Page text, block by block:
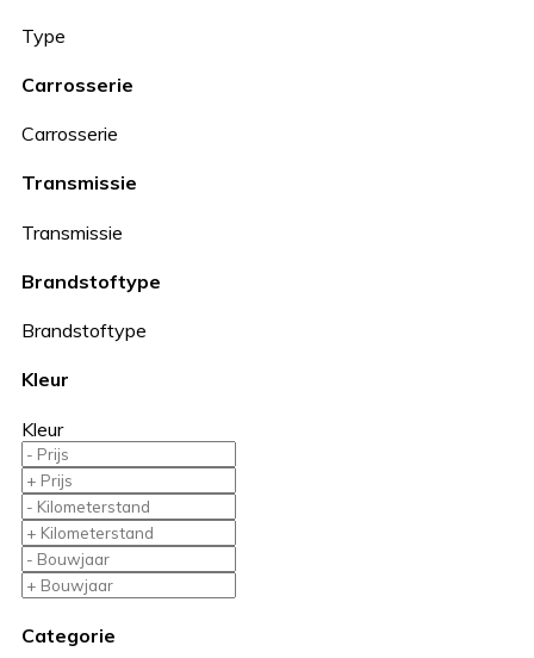
Type
Carrosserie
Carrosserie
Transmissie
Transmissie
Brandstoftype
Brandstoftype
Kleur
Kleur
Categorie